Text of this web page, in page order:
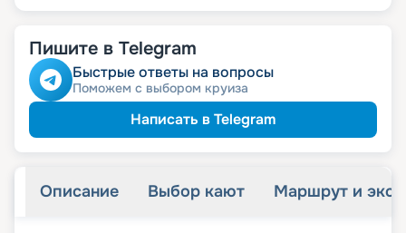
Пишите в Telegram
Быстрые ответы на вопросы
Поможем с выбором круиза
Написать в Telegram
Описание Выбор кают Маршрут и